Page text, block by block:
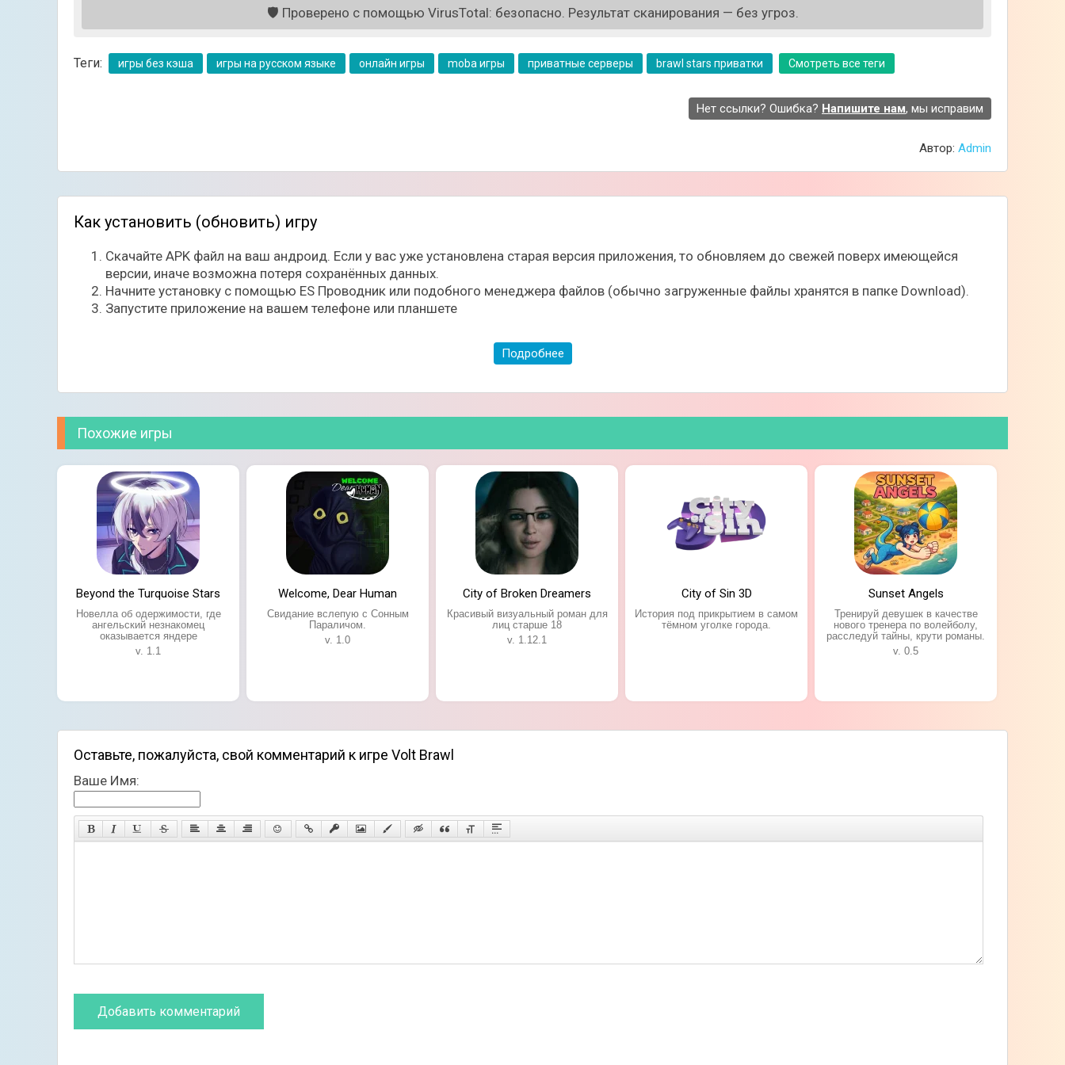
🛡️ Проверено с помощью VirusTotal: безопасно. Результат сканирования — без угроз.
Теги: игры без кэша игры на русском языке онлайн игры moba игры приватные серверы brawl stars приватки Смотреть все теги
Нет ссылки? Ошибка? Напишите нам, мы исправим
Автор: Admin
Как установить (обновить) игру
Скачайте APK файл на ваш андроид. Если у вас уже установлена старая версия приложения, то обновляем до свежей поверх имеющейся
версии, иначе возможна потеря сохранённых данных.
Начните установку с помощью ES Проводник или подобного менеджера файлов (обычно загруженные файлы хранятся в папке Download).
Запустите приложение на вашем телефоне или планшете
Подробнее
Похожие игры
Beyond the Turquoise Stars
Новелла об одержимости, где
ангельский незнакомец
оказывается яндере
v. 1.1
Welcome, Dear Human
Свидание вслепую с Сонным
Параличом.
v. 1.0
City of Broken Dreamers
Красивый визуальный роман для
лиц старше 18
v. 1.12.1
City of Sin 3D
История под прикрытием в самом
тёмном уголке города.
Sunset Angels
Тренируй девушек в качестве
нового тренера по волейболу,
расследуй тайны, крути романы.
v. 0.5
Оставьте, пожалуйста, свой комментарий к игре Volt Brawl
Ваше Имя: